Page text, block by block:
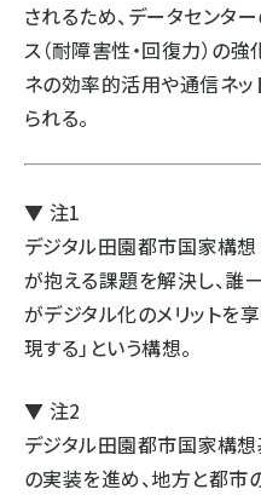
されるため、データセンタ
ス（耐障害性・回復力）の
ネの効率的活用や通信ネ
られる。
▼ 注1
デジタル田園都市国家構想
が抱える課題を解決し、誰
がデジタル化のメリットを
現する」という構想。
▼ 注2
デジタル田園都市国家構
の実装を進め、地方と都市